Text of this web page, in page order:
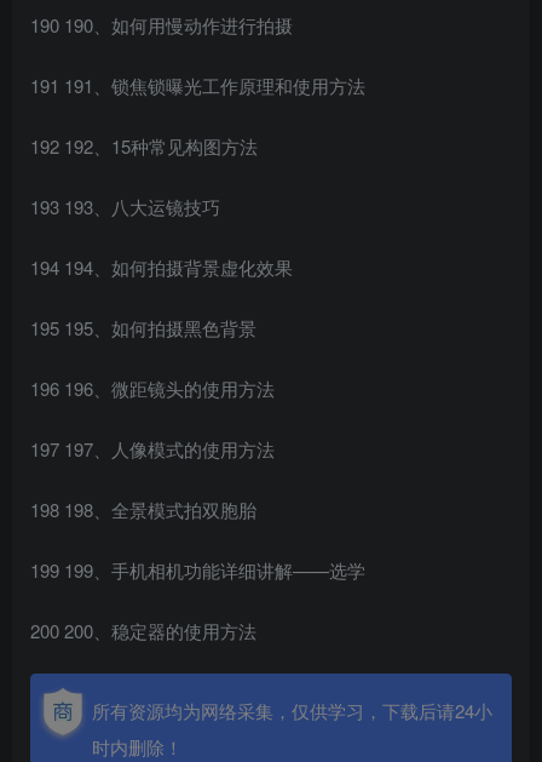
190 190、如何用慢动作进行拍摄
191 191、锁焦锁曝光工作原理和使用方法
192 192、15种常见构图方法
193 193、八大运镜技巧
194 194、如何拍摄背景虚化效果
195 195、如何拍摄黑色背景
196 196、微距镜头的使用方法
197 197、人像模式的使用方法
198 198、全景模式拍双胞胎
199 199、手机相机功能详细讲解——选学
200 200、稳定器的使用方法
所有资源均为网络采集，仅供学习，下载后请24小
时内删除！